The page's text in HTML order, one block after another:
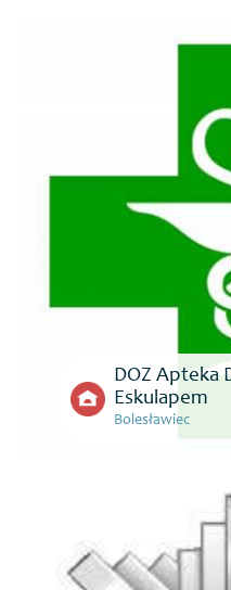
DOZ Apteka
Eskulapem
Bolesławiec